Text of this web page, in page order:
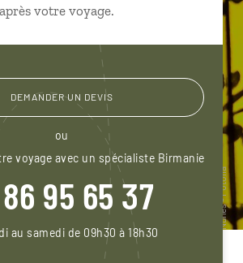
votre voyage.
DEMANDER UN DEVIS
ou
voyage avec un spécialiste Birmanie
95 65 37
au samedi de 09h30 à 18h30